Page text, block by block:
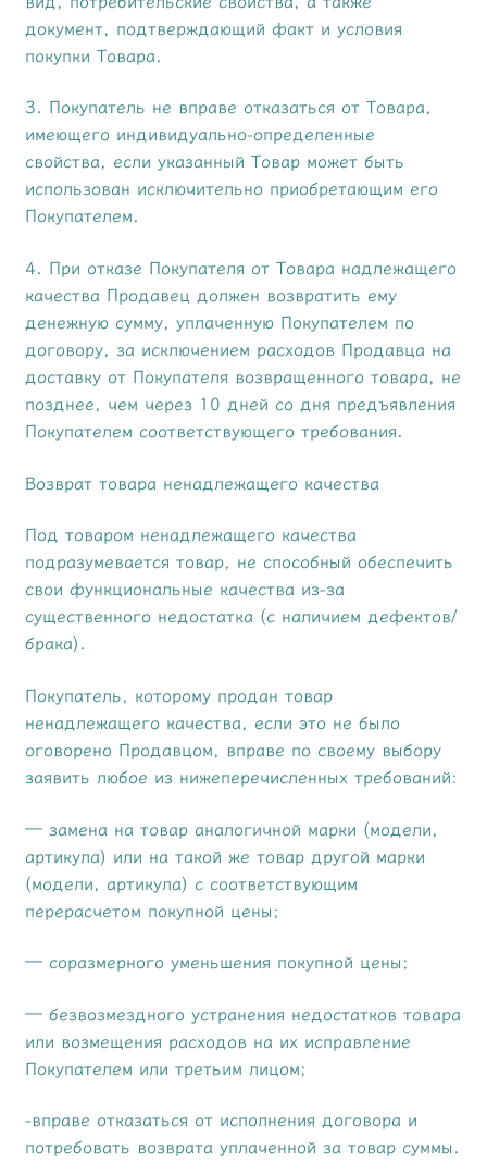
документ, подтверждающий факт и условия
покупки Товара.
3. Покупатель не вправе отказаться от Товара,
имеющего индивидуально-определенные
свойства, если указанный Товар может быть
использован исключительно приобретающим его
Покупателем.
4. При отказе Покупателя от Товара надлежащего
качества Продавец должен возвратить ему
денежную сумму, уплаченную Покупателем по
договору, за исключением расходов Продавца на
доставку от Покупателя возвращенного товара, не
позднее, чем через 10 дней со дня предъявления
Покупателем соответствующего требования.
Возврат товара ненадлежащего качества
Под товаром ненадлежащего качества
подразумевается товар, не способный обеспечить
свои функциональные качества из-за
существенного недостатка (с наличием дефектов/
брака).
Покупатель, которому продан товар
ненадлежащего качества, если это не было
оговорено Продавцом, вправе по своему выбору
заявить любое из нижеперечисленных требований:
— замена на товар аналогичной марки (модели,
артикула) или на такой же товар другой марки
(модели, артикула) с соответствующим
перерасчетом покупной цены;
— соразмерного уменьшения покупной цены;
— безвозмездного устранения недостатков товара
или возмещения расходов на их исправление
Покупателем или третьим лицом;
-вправе отказаться от исполнения договора и
потребовать возврата уплаченной за товар суммы.